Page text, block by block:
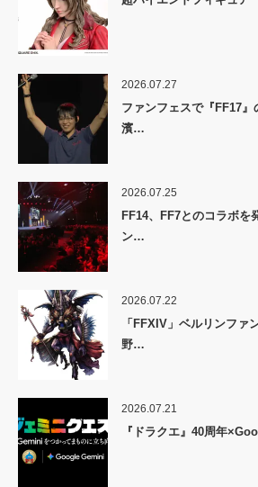
2026.07.27
ファンフェスで『FF17
濱…
2026.07.25
FF14、FF7とのコラボを
ン…
2026.07.22
「FFXIV」ベルリンファ
野…
2026.07.21
『ドラクエ』40周年